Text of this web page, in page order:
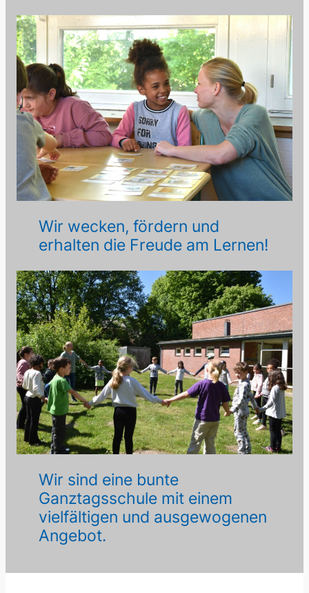
Wir wecken, fördern und
erhalten die Freude am Lernen!
Wir sind eine bunte
Ganztagsschule mit einem
vielfältigen und ausgewogenen
Angebot.